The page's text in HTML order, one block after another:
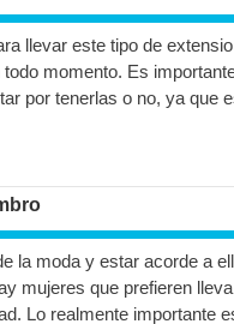
llevar este tipo de
momento. Es
por tenerlas o no, ya que
la moda y estar acorde a
mujeres que prefieren
Lo realmente importante